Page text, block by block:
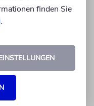
enge
finden Sie
.